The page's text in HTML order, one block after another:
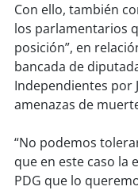
soypuertomontt
soychiloé
Con ello, también
los parlamentarios
posición”, en
bancada de
Independientes por
amenazas de
“No podemos
que en este caso la
PDG que lo